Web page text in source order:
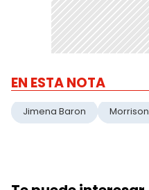
EN ESTA NOTA
Jimena Baron Morrison